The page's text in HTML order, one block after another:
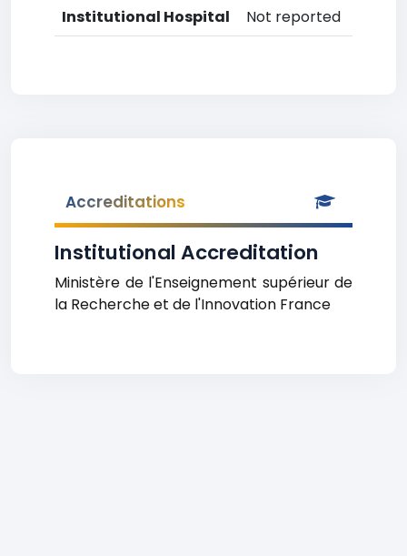
Institutional Hospital
Not reported
Accreditations
Institutional Accreditation
Ministère de l'Enseignement supérieur de
la Recherche et de l'Innovation France